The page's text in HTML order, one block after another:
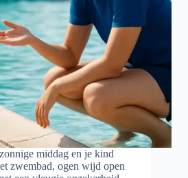
middag en je kind
zwembad, ogen wijd open